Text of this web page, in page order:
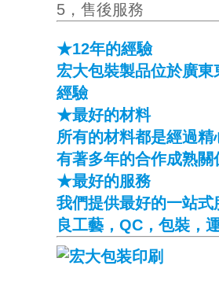
5，售後服務
★12年的經驗
宏大包裝製品位於廣
經驗
★最好的材料
所有的材料都是經過
有著多年的合作成熟關
★最好的服務
我們提供最好的一站
良工藝，QC，包裝，運